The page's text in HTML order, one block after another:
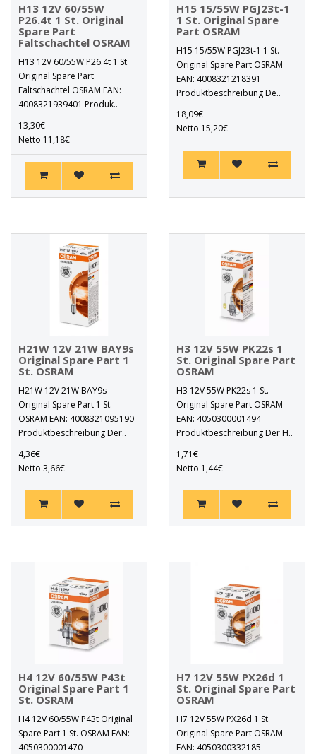
H13 12V 60/55W
P26.4t 1 St. Original
Spare Part
Faltschachtel OSRAM
H13 12V 60/55W P26.4t 1 St.
Original Spare Part
Faltschachtel OSRAM EAN:
4008321939401 Produk..
13,30€
Netto 11,18€
H15 15/55W PGJ23t-1
1 St. Original Spare
Part OSRAM
H15 15/55W PGJ23t-1 1 St.
Original Spare Part OSRAM
EAN: 4008321218391
Produktbeschreibung De..
18,09€
Netto 15,20€
H21W 12V 21W BAY9s
Original Spare Part 1
St. OSRAM
H21W 12V 21W BAY9s
Original Spare Part 1 St.
OSRAM EAN: 4008321095190
Produktbeschreibung Der..
4,36€
Netto 3,66€
H3 12V 55W PK22s 1
St. Original Spare Part
OSRAM
H3 12V 55W PK22s 1 St.
Original Spare Part OSRAM
EAN: 4050300001494
Produktbeschreibung Der H..
1,71€
Netto 1,44€
H4 12V 60/55W P43t
Original Spare Part 1
St. OSRAM
H4 12V 60/55W P43t Original
Spare Part 1 St. OSRAM EAN:
4050300001470
H7 12V 55W PX26d 1
St. Original Spare Part
OSRAM
H7 12V 55W PX26d 1 St.
Original Spare Part OSRAM
EAN: 4050300332185